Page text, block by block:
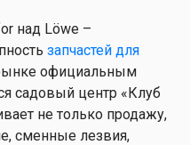
над Löwe –
запчастей для
официальным
садовый центр «Клуб
не только продажу,
сменные лезвия,